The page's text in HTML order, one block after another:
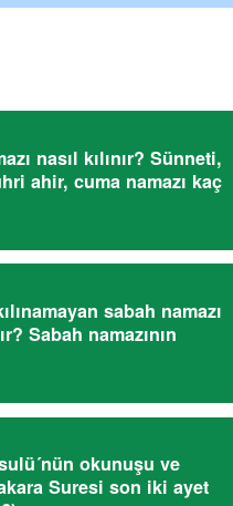
nasıl kılınır? Sünneti,
ahir, cuma namazı kaç
sabah namazı
Sabah namazının
okunuşu ve
Suresi son iki ayet